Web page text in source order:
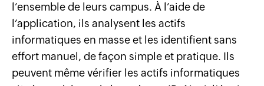
l’ensemble de leurs campus. À l’aide de
l’application, ils analysent les actifs
informatiques en masse et les identifient sans
effort manuel, de façon simple et pratique. Ils
peuvent même vérifier les actifs informatiques